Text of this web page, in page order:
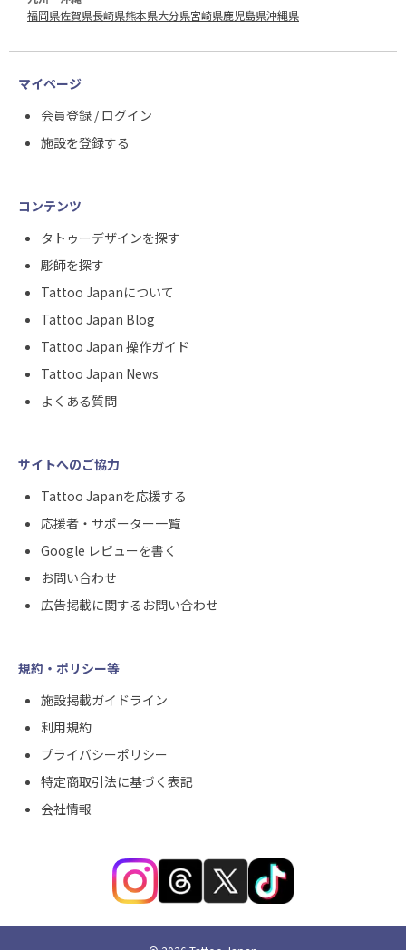
福岡県佐賀県長崎県熊本県大分県宮崎県鹿児島県沖縄県
マイページ
会員登録 / ログイン
施設を登録する
コンテンツ
タトゥーデザインを探す
彫師を探す
Tattoo Japanについて
Tattoo Japan Blog
Tattoo Japan 操作ガイド
Tattoo Japan News
よくある質問
サイトへのご協力
Tattoo Japanを応援する
応援者・サポーター一覧
Google レビューを書く
お問い合わせ
広告掲載に関するお問い合わせ
規約・ポリシー等
施設掲載ガイドライン
利用規約
プライバシーポリシー
特定商取引法に基づく表記
会社情報